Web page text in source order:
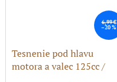
6,99 €
–20 %
Tesnenie pod hlavu
motora a valec 125cc /